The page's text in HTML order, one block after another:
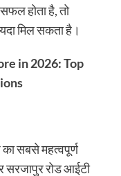
होता है, तो
मिल सकता है।
in 2026: Top
का सबसे महत्वपूर्ण
सरजापुर रोड आईटी